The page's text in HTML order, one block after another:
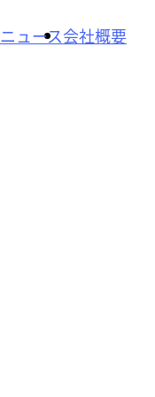
ニュース会社概要